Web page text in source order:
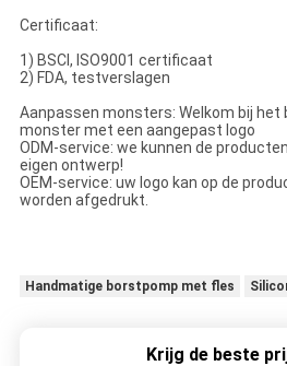
Certificaat:
1) BSCI, ISO9001 certificaat
2) FDA, testverslagen
Aanpassen monsters: Welkom bij het
monster met een aangepast logo
ODM-service: we kunnen de
eigen ontwerp!
OEM-service: uw logo kan op de
worden afgedrukt.
Handmatige borstpomp met fles
Krijg de beste